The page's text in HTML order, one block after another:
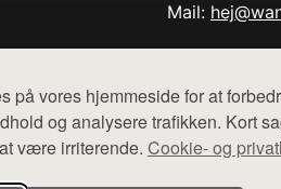
på vores hjemmeside for at
og analysere trafikken. Kort
være irriterende. Cookie- og
Mail:
Der sælges ikke varer fra denne